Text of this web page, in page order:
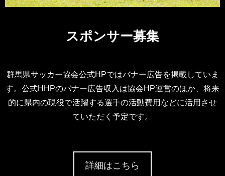
スポンサー募集
群馬県サッカー協会公式HPではバナー広告を掲載していま
す。公式HHPのバナー広告収入は協会HP運営のほか、将来
的に県内の現役で活躍する選手の活動費用などに活用させ
ていただく予定です。
詳細はこちら